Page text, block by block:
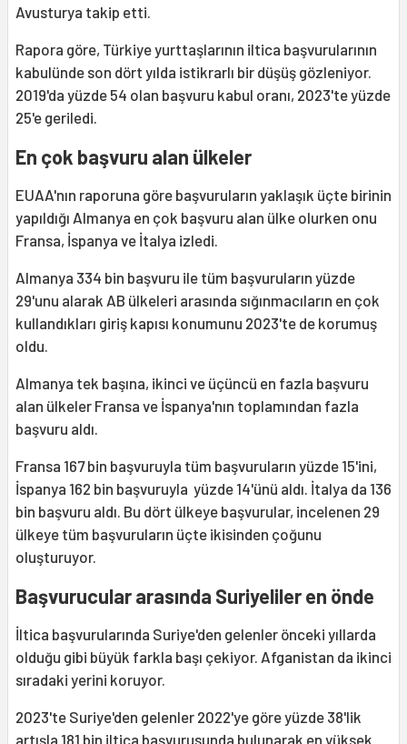
Avusturya takip etti.
Rapora göre, Türkiye yurttaşlarının iltica başvurularının
kabulünde son dört yılda istikrarlı bir düşüş gözleniyor.
2019'da yüzde 54 olan başvuru kabul oranı, 2023'te yüzde
25'e geriledi.
En çok başvuru alan ülkeler
EUAA'nın raporuna göre başvuruların yaklaşık üçte birinin
yapıldığı Almanya en çok başvuru alan ülke olurken onu
Fransa, İspanya ve İtalya izledi.
Almanya 334 bin başvuru ile tüm başvuruların yüzde
29'unu alarak AB ülkeleri arasında sığınmacıların en çok
kullandıkları giriş kapısı konumunu 2023'te de korumuş
oldu.
Almanya tek başına, ikinci ve üçüncü en fazla başvuru
alan ülkeler Fransa ve İspanya'nın toplamından fazla
başvuru aldı.
Fransa 167 bin başvuruyla tüm başvuruların yüzde 15'ini,
İspanya 162 bin başvuruyla yüzde 14'ünü aldı. İtalya da 136
bin başvuru aldı. Bu dört ülkeye başvurular, incelenen 29
ülkeye tüm başvuruların üçte ikisinden çoğunu
oluşturuyor.
Başvurucular arasında Suriyeliler en önde
İltica başvurularında Suriye'den gelenler önceki yıllarda
olduğu gibi büyük farkla başı çekiyor. Afganistan da ikinci
sıradaki yerini koruyor.
2023'te Suriye'den gelenler 2022'ye göre yüzde 38'lik
artışla 181 bin iltica başvurusunda bulunarak en yüksek